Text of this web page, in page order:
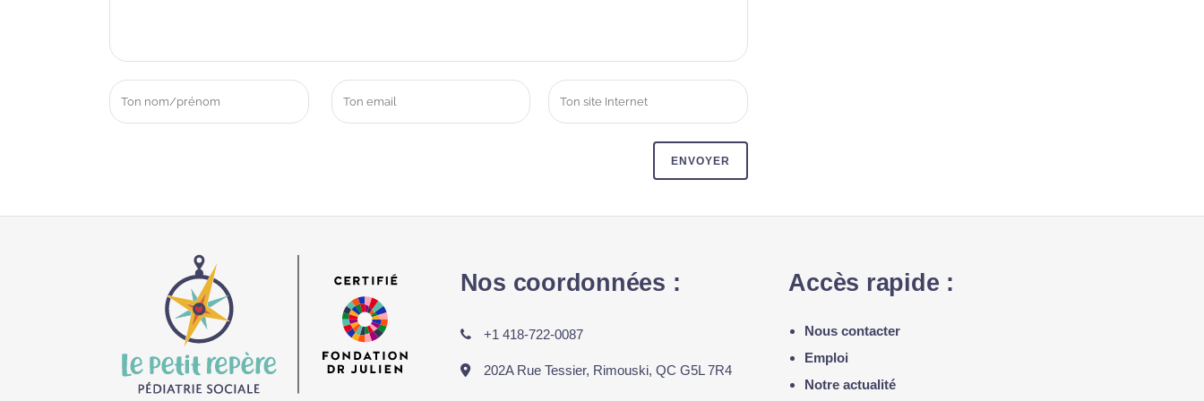
Nos coordonnées :
+1 418-722-0087
202A Rue Tessier, Rimouski, QC G5L 7R4
Accès rapide :
Nous contacter
Emploi
Notre actualité